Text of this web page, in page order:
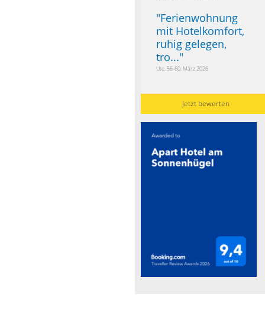
"Ferienwohnung
mit Hotelkomfort,
ruhig gelegen,
tro..."
Ute, 56-60, März 2026
Jetzt bewerten